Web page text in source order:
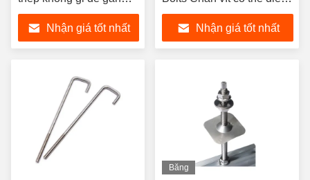
năng lượng mặt trời
Nhận giá tốt nhất
chỉnh
Nhận giá tốt nhất
Băng